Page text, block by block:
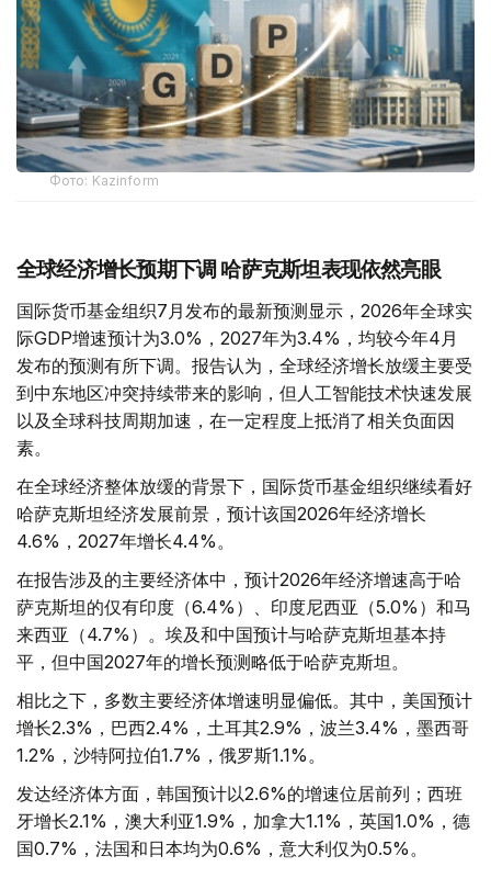
Фото: Kazinform
全球经济增长预期下调 哈萨克斯坦表现依然亮眼
国际货币基金组织7月发布的最新预测显示，2026年全球实
际GDP增速预计为3.0%，2027年为3.4%，均较今年4月
发布的预测有所下调。报告认为，全球经济增长放缓主要受
到中东地区冲突持续带来的影响，但人工智能技术快速发展
以及全球科技周期加速，在一定程度上抵消了相关负面因
素。
在全球经济整体放缓的背景下，国际货币基金组织继续看好
哈萨克斯坦经济发展前景，预计该国2026年经济增长
4.6%，2027年增长4.4%。
在报告涉及的主要经济体中，预计2026年经济增速高于哈
萨克斯坦的仅有印度（6.4%）、印度尼西亚（5.0%）和马
来西亚（4.7%）。埃及和中国预计与哈萨克斯坦基本持
平，但中国2027年的增长预测略低于哈萨克斯坦。
相比之下，多数主要经济体增速明显偏低。其中，美国预计
增长2.3%，巴西2.4%，土耳其2.9%，波兰3.4%，墨西哥
1.2%，沙特阿拉伯1.7%，俄罗斯1.1%。
发达经济体方面，韩国预计以2.6%的增速位居前列；西班
牙增长2.1%，澳大利亚1.9%，加拿大1.1%，英国1.0%，德
国0.7%，法国和日本均为0.6%，意大利仅为0.5%。